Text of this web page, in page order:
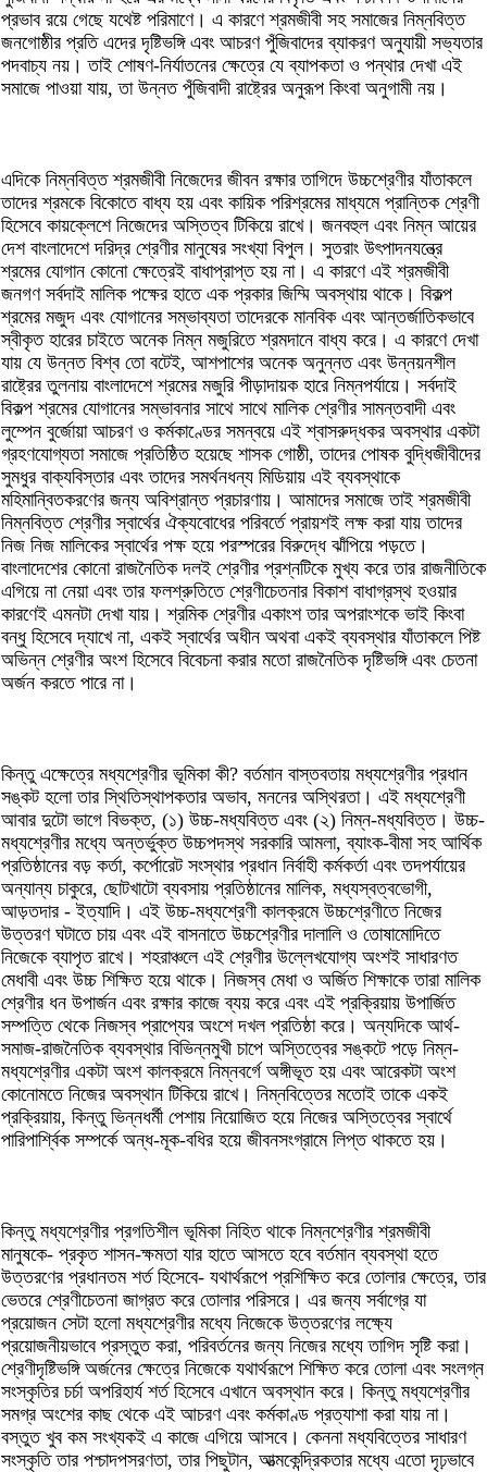
প্রভাব রয়ে গেছে যথেষ্ট পরিমাণে। এ কারণে শ্রমজীবী সহ সমাজের নিম্নবিত্ত
জনগোষ্ঠীর প্রতি এদের দৃষ্টিভঙ্গি এবং আচরণ পুঁজিবাদের ব্যাকরণ অনুযায়ী সভ্যতার
পদবাচ্য নয়। তাই শোষণ-নির্যাতনের ক্ষেত্রে যে ব্যাপকতা ও পন্থার দেখা এই
সমাজে পাওয়া যায়, তা উন্নত পুঁজিবাদী রাষ্ট্রের অনুরূপ কিংবা অনুগামী নয়।
এদিকে নিম্নবিত্ত শ্রমজীবী নিজেদের জীবন রক্ষার তাগিদে উচ্চশ্রেণীর যাঁতাকলে
তাদের শ্রমকে বিকোতে বাধ্য হয় এবং কায়িক পরিশ্রমের মাধ্যমে প্রান্তিক শ্রেণী
হিসেবে কায়ক্লেশে নিজেদের অস্তিত্ব টিকিয়ে রাখে। জনবহুল এবং নিম্ন আয়ের
দেশ বাংলাদেশে দরিদ্র শ্রেণীর মানুষের সংখ্যা বিপুল। সুতরাং উৎপাদনযন্ত্রে
শ্রমের যোগান কোনো ক্ষেত্রেই বাধাপ্রাপ্ত হয় না। এ কারণে এই শ্রমজীবী
জনগণ সর্বদাই মালিক পক্ষের হাতে এক প্রকার জিম্মি অবস্থায় থাকে। বিকল্প
শ্রমের মজুদ এবং যোগানের সম্ভাব্যতা তাদেরকে মানবিক এবং আন্তর্জাতিকভাবে
স্বীকৃত হারের চাইতে অনেক নিম্ন মজুরিতে শ্রমদানে বাধ্য করে। এ কারণে দেখা
যায় যে উন্নত বিশ্ব তো বটেই, আশপাশের অনেক অনুন্নত এবং উন্নয়নশীল
রাষ্ট্রের তুলনায় বাংলাদেশে শ্রমের মজুরি পীড়াদায়ক হারে নিম্নপর্যায়ে। সর্বদাই
বিকল্প শ্রমের যোগানের সম্ভাবনার সাথে সাথে মালিক শ্রেণীর সামন্তবাদী এবং
লুম্পেন বুর্জোয়া আচরণ ও কর্মকাণ্ডের সমন্বয়ে এই শ্বাসরুদ্ধকর অবস্থার একটা
গ্রহণযোগ্যতা সমাজে প্রতিষ্ঠিত হয়েছে শাসক গোষ্ঠী, তাদের পোষক বুদ্ধিজীবীদের
সুমধুর বাক্যবিস্তার এবং তাদের সমর্থনধন্য মিডিয়ায় এই ব্যবস্থাকে
মহিমান্বিতকরণের জন্য অবিশ্রান্ত প্রচারণায়। আমাদের সমাজে তাই শ্রমজীবী
নিম্নবিত্ত শ্রেণীর স্বার্থের ঐক্যবোধের পরিবর্তে প্রায়শই লক্ষ করা যায় তাদের
নিজ নিজ মালিকের স্বার্থের পক্ষ হয়ে পরস্পরের বিরুদ্ধে ঝাঁপিয়ে পড়তে।
বাংলাদেশের কোনো রাজনৈতিক দলই শ্রেণীর প্রশ্নটিকে মুখ্য করে তার রাজনীতিকে
এগিয়ে না নেয়া এবং তার ফলশ্রুতিতে শ্রেণীচেতনার বিকাশ বাধাগ্রস্থ হওয়ার
কারণেই এমনটা দেখা যায়। শ্রমিক শ্রেণীর একাংশ তার অপরাংশকে ভাই কিংবা
বন্ধু হিসেবে দ্যাখে না, একই স্বার্থের অধীন অথবা একই ব্যবস্থার যাঁতাকলে পিষ্ট
অভিন্ন শ্রেণীর অংশ হিসেবে বিবেচনা করার মতো রাজনৈতিক দৃষ্টিভঙ্গি এবং চেতনা
অর্জন করতে পারে না।
কিন্তু এক্ষেত্রে মধ্যশ্রেণীর ভূমিকা কী? বর্তমান বাস্তবতায় মধ্যশ্রেণীর প্রধান
সঙ্কট হলো তার স্থিতিস্থাপকতার অভাব, মননের অস্থিরতা। এই মধ্যশ্রেণী
আবার দুটো ভাগে বিভক্ত, (১) উচ্চ-মধ্যবিত্ত এবং (২) নিম্ন-মধ্যবিত্ত। উচ্চ-
মধ্যশ্রেণীর মধ্যে অন্তর্ভুক্ত উচ্চপদস্থ সরকারি আমলা, ব্যাংক-বীমা সহ আর্থিক
প্রতিষ্ঠানের বড় কর্তা, কর্পোরেট সংস্থার প্রধান নির্বাহী কর্মকর্তা এবং তদপর্যায়ের
অন্যান্য চাকুরে, ছোটখাটো ব্যবসায় প্রতিষ্ঠানের মালিক, মধ্যস্বত্বভোগী,
আড়তদার - ইত্যাদি। এই উচ্চ-মধ্যশ্রেণী কালক্রমে উচ্চশ্রেণীতে নিজের
উত্তরণ ঘটাতে চায় এবং এই বাসনাতে উচ্চশ্রেণীর দালালি ও তোষামোদিতে
নিজেকে ব্যাপৃত রাখে। শহরাঞ্চলে এই শ্রেণীর উল্লেখযোগ্য অংশই সাধারণত
মেধাবী এবং উচ্চ শিক্ষিত হয়ে থাকে। নিজস্ব মেধা ও অর্জিত শিক্ষাকে তারা মালিক
শ্রেণীর ধন উপার্জন এবং রক্ষার কাজে ব্যয় করে এবং এই প্রক্রিয়ায় উপার্জিত
সম্পত্তি থেকে নিজস্ব প্রাপ্যের অংশে দখল প্রতিষ্ঠা করে। অন্যদিকে আর্থ-
সমাজ-রাজনৈতিক ব্যবস্থার বিভিন্নমুখী চাপে অস্তিত্বের সঙ্কটে পড়ে নিম্ন-
মধ্যশ্রেণীর একটা অংশ কালক্রমে নিম্নবর্গে অঙ্গীভূত হয় এবং আরেকটা অংশ
কোনোমতে নিজের অবস্থান টিকিয়ে রাখে। নিম্নবিত্তের মতোই তাকে একই
প্রক্রিয়ায়, কিন্তু ভিন্নধর্মী পেশায় নিয়োজিত হয়ে নিজের অস্তিত্বের স্বার্থে
পারিপার্শ্বিক সম্পর্কে অন্ধ-মূক-বধির হয়ে জীবনসংগ্রামে লিপ্ত থাকতে হয়।
কিন্তু মধ্যশ্রেণীর প্রগতিশীল ভূমিকা নিহিত থাকে নিম্নশ্রেণীর শ্রমজীবী
মানুষকে- প্রকৃত শাসন-ক্ষমতা যার হাতে আসতে হবে বর্তমান ব্যবস্থা হতে
উত্তরণের প্রধানতম শর্ত হিসেবে- যথার্থরূপে প্রশিক্ষিত করে তোলার ক্ষেত্রে, তার
ভেতরে শ্রেণীচেতনা জাগ্রত করে তোলার পরিসরে। এর জন্য সর্বাগ্রে যা
প্রয়োজন সেটা হলো মধ্যশ্রেণীর মধ্যে নিজেকে উত্তরণের লক্ষ্যে
প্রয়োজনীয়ভাবে প্রস্তুত করা, পরিবর্তনের জন্য নিজের মধ্যে তাগিদ সৃষ্টি করা।
শ্রেণীদৃষ্টিভঙ্গি অর্জনের ক্ষেত্রে নিজেকে যথার্থরূপে শিক্ষিত করে তোলা এবং সংলগ্ন
সংস্কৃতির চর্চা অপরিহার্য শর্ত হিসেবে এখানে অবস্থান করে। কিন্তু মধ্যশ্রেণীর
সমগ্র অংশের কাছ থেকে এই আচরণ এবং কর্মকাণ্ড প্রত্যাশা করা যায় না।
বস্তুত খুব কম সংখ্যকই এ কাজে এগিয়ে আসবে। কেননা মধ্যবিত্তের সাধারণ
সংস্কৃতি তার পশ্চাদপসরণতা, তার পিছুটান, আত্মকেন্দ্রিকতার মধ্যে এতো দৃঢ়ভাবে